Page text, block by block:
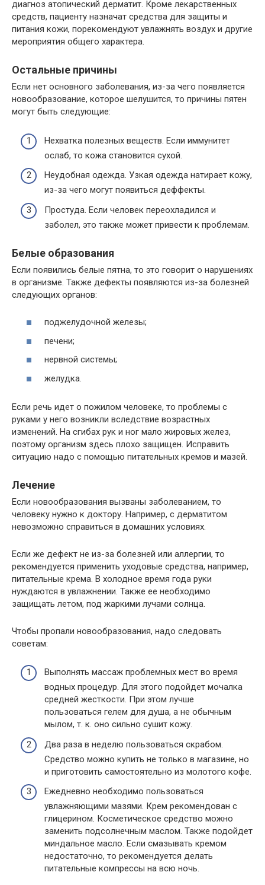
диагноз атопический дерматит. Кроме лекарственных
средств, пациенту назначат средства для защиты и
питания кожи, порекомендуют увлажнять воздух и другие
мероприятия общего характера.
Остальные причины
Если нет основного заболевания, из-за чего появляется
новообразование, которое шелушится, то причины пятен
могут быть следующие:
Нехватка полезных веществ. Если иммунитет
ослаб, то кожа становится сухой.
Неудобная одежда. Узкая одежда натирает кожу,
из-за чего могут появиться деффекты.
Простуда. Если человек переохладился и
заболел, это также может привести к проблемам.
Белые образования
Если появились белые пятна, то это говорит о нарушениях
в организме. Также дефекты появляются из-за болезней
следующих органов:
поджелудочной железы;
печени;
нервной системы;
желудка.
Если речь идет о пожилом человеке, то проблемы с
руками у него возникли вследствие возрастных
изменений. На сгибах рук и ног мало жировых желез,
поэтому организм здесь плохо защищен. Исправить
ситуацию надо с помощью питательных кремов и мазей.
Лечение
Если новообразования вызваны заболеванием, то
человеку нужно к доктору. Например, с дерматитом
невозможно справиться в домашних условиях.
Если же дефект не из-за болезней или аллергии, то
рекомендуется применить уходовые средства, например,
питательные крема. В холодное время года руки
нуждаются в увлажнении. Также ее необходимо
защищать летом, под жаркими лучами солнца.
Чтобы пропали новообразования, надо следовать
советам:
Выполнять массаж проблемных мест во время
водных процедур. Для этого подойдет мочалка
средней жесткости. При этом лучше
пользоваться гелем для душа, а не обычным
мылом, т. к. оно сильно сушит кожу.
Два раза в неделю пользоваться скрабом.
Средство можно купить не только в магазине, но
и приготовить самостоятельно из молотого кофе.
Ежедневно необходимо пользоваться
увлажняющими мазями. Крем рекомендован с
глицерином. Косметическое средство можно
заменить подсолнечным маслом. Также подойдет
миндальное масло. Если смазывать кремом
недостаточно, то рекомендуется делать
питательные компрессы на всю ночь.